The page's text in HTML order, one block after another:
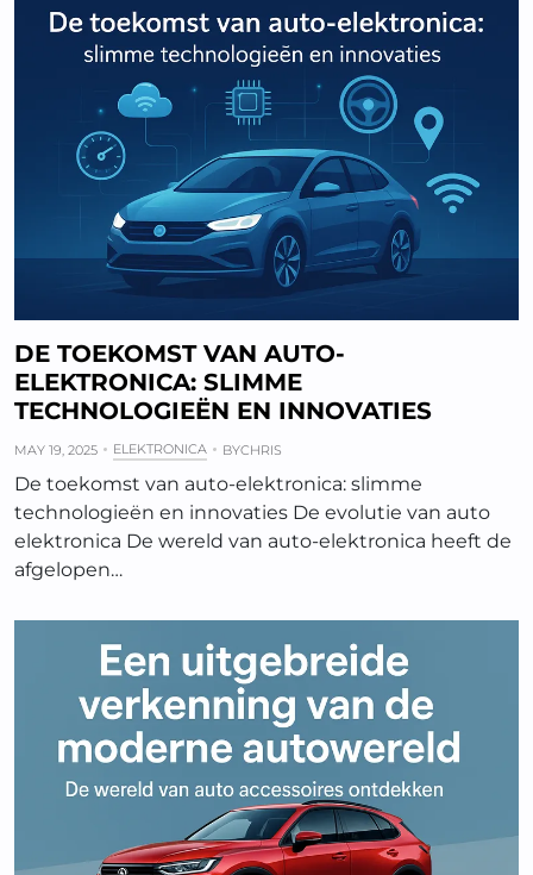
DE TOEKOMST VAN AUTO-
ELEKTRONICA: SLIMME
TECHNOLOGIEËN EN INNOVATIES
MAY 19, 2025 ELEKTRONICA BYCHRIS
De toekomst van auto-elektronica: slimme
technologieën en innovaties De evolutie van auto
elektronica De wereld van auto-elektronica heeft de
afgelopen…